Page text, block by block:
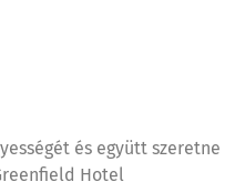
és együtt szeretne
Hotel